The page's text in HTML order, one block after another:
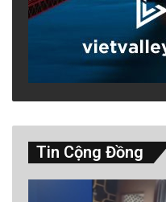
Tin Cộng Đồng